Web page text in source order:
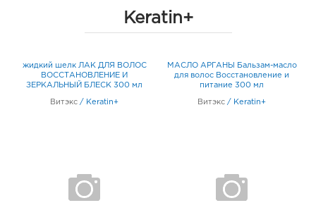
График работы:
Белгород Маяк: 286.0 руб.
Keratin+
жидкий шелк ЛАК ДЛЯ ВОЛОС
ВОССТАНОВЛЕНИЕ И
ЗЕРКАЛЬНЫЙ БЛЕСК 300 мл
Витэкс / Keratin+
МАСЛО АРГАНЫ Бальзам-масло
для волос Восстановление и
питание 300 мл
Витэкс / Keratin+